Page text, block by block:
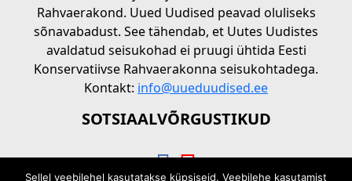
Rahvaerakond. Uued Uudised peavad oluliseks
sõnavabadust. See tähendab, et Uutes Uudistes
avaldatud seisukohad ei pruugi ühtida Eesti
Konservatiivse Rahvaerakonna seisukohtadega.
Kontakt: info@uueduudised.ee
SOTSIAALVÕRGUSTIKUD
Sellel veebilehel kasutatakse küpsiseid. Veebilehe kasutamist